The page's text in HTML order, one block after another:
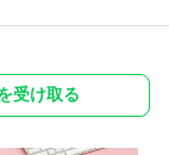
受け取る